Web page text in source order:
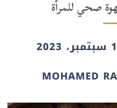
صحي للمرأة
MOHAMED